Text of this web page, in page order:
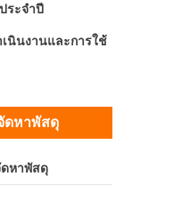
ระจำปี
นินงานและการใช้
ดหาพัสดุ
ดหาพัสดุ